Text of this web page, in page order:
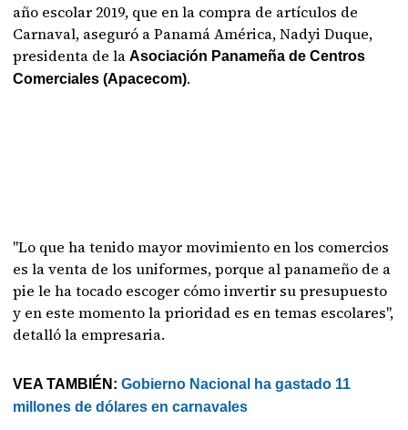
año escolar 2019, que en la compra de artículos de
Carnaval, aseguró a Panamá América, Nadyi Duque,
presidenta de laAsociación Panameña de Centros
Comerciales (Apacecom).
"Lo que ha tenido mayor movimiento en los comercios
es la venta de los uniformes, porque al panameño de a
pie le ha tocado escoger cómo invertir su presupuesto
y en este momento la prioridad es en temas escolares",
detalló la empresaria.
VEA TAMBIÉN:Gobierno Nacional ha gastado 11
millones de dólares en carnavales